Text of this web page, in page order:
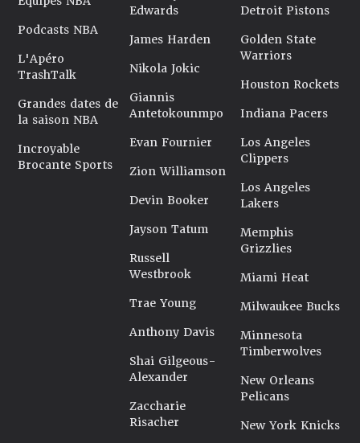
Podcasts NBA
L'Apéro
TrashTalk
Grandes dates de
la saison NBA
Incroyable
Brocante Sports
Edwards
James Harden
Nikola Jokic
Giannis
Antetokounmpo
Evan Fournier
Zion Williamson
Devin Booker
Jayson Tatum
Russell
Westbrook
Trae Young
Anthony Davis
Shai Gilgeous-
Alexander
Zaccharie
Risacher
Detroit Pistons
Golden State
Warriors
Houston Rockets
Indiana Pacers
Los Angeles
Clippers
Los Angeles
Lakers
Memphis
Grizzlies
Miami Heat
Milwaukee Bucks
Minnesota
Timberwolves
New Orleans
Pelicans
New York Knicks